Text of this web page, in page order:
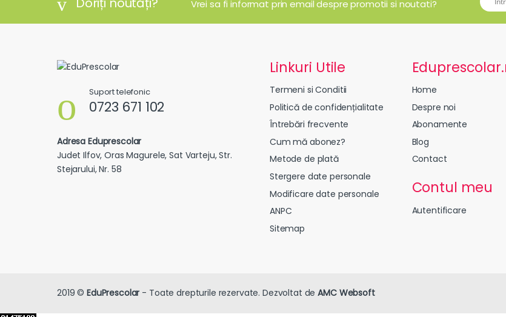
Vrei sa fi informat prin email despre promotii si noutati?
Suport telefonic
0723 671 102
Adresa Eduprescolar
Judet Ilfov, Oras Magurele, Sat Varteju, Str.
Stejarului, Nr. 58
Linkuri Utile
Termeni si Conditii
Politică de confidențialitate
Întrebări frecvente
Cum mă abonez?
Metode de plată
Stergere date personale
Modificare date personale
ANPC
Sitemap
Home
Despre noi
Abonamente
Blog
Contact
Contul meu
Autentificare
2019 ©EduPrescolar - Toate drepturile rezervate. Dezvoltat deAMC Websoft